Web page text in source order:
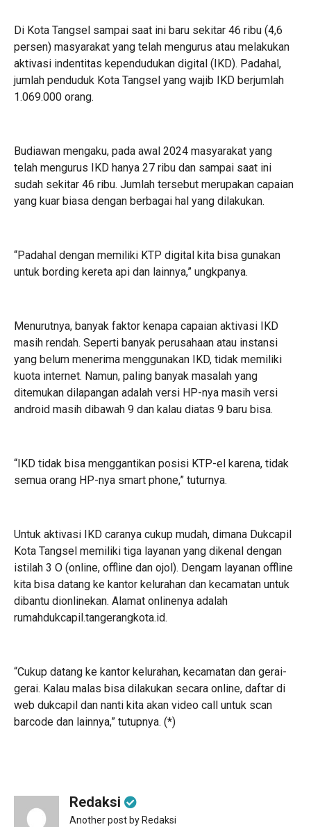
Di Kota Tangsel sampai saat ini baru sekitar 46 ribu (4,6
persen) masyarakat yang telah mengurus atau melakukan
aktivasi indentitas kependudukan digital (IKD). Padahal,
jumlah penduduk Kota Tangsel yang wajib IKD berjumlah
1.069.000 orang.
Budiawan mengaku, pada awal 2024 masyarakat yang
telah mengurus IKD hanya 27 ribu dan sampai saat ini
sudah sekitar 46 ribu. Jumlah tersebut merupakan capaian
yang kuar biasa dengan berbagai hal yang dilakukan.
“Padahal dengan memiliki KTP digital kita bisa gunakan
untuk bording kereta api dan lainnya,” ungkpanya.
Menurutnya, banyak faktor kenapa capaian aktivasi IKD
masih rendah. Seperti banyak perusahaan atau instansi
yang belum menerima menggunakan IKD, tidak memiliki
kuota internet. Namun, paling banyak masalah yang
ditemukan dilapangan adalah versi HP-nya masih versi
android masih dibawah 9 dan kalau diatas 9 baru bisa.
“IKD tidak bisa menggantikan posisi KTP-el karena, tidak
semua orang HP-nya smart phone,” tuturnya.
Untuk aktivasi IKD caranya cukup mudah, dimana Dukcapil
Kota Tangsel memiliki tiga layanan yang dikenal dengan
istilah 3 O (online, offline dan ojol). Dengam layanan offline
kita bisa datang ke kantor kelurahan dan kecamatan untuk
dibantu dionlinekan. Alamat onlinenya adalah
rumahdukcapil.tangerangkota.id.
“Cukup datang ke kantor kelurahan, kecamatan dan gerai-
gerai. Kalau malas bisa dilakukan secara online, daftar di
web dukcapil dan nanti kita akan video call untuk scan
barcode dan lainnya,” tutupnya. (*)
Redaksi
Another post by Redaksi